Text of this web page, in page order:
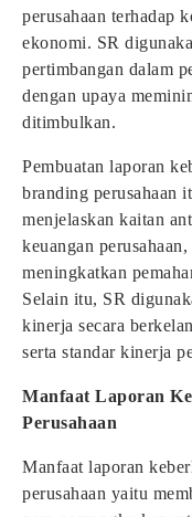
perusahaan terhadap
ekonomi. SR
pertimbangan dalam
dengan upaya
ditimbulkan.
Pembuatan laporan
branding perusahaan
menjelaskan kaitan
keuangan
meningkatkan
Selain itu, SR
kinerja secara
serta standar kinerja
Manfaat Laporan
Perusahaan
Manfaat laporan
perusahaan yaitu